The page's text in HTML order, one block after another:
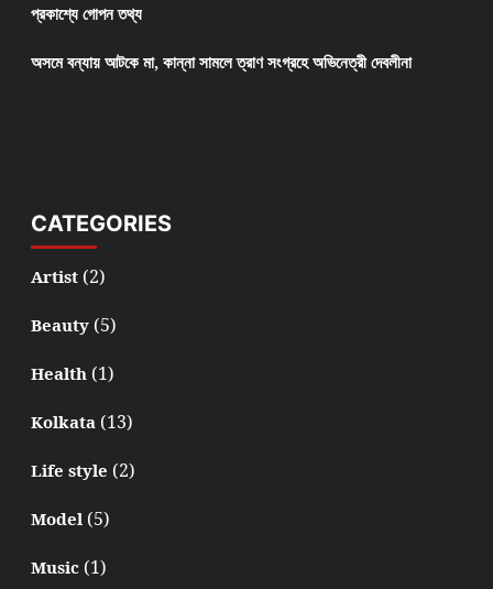
প্রকাশ্যে গোপন তথ্য
অসমে বন্যায় আটকে মা, কান্না সামলে ত্রাণ সংগ্রহে অভিনেত্রী দেবলীনা
CATEGORIES
Artist(2)
Beauty(5)
Health(1)
Kolkata(13)
Life style (2)
Model(5)
Music(1)